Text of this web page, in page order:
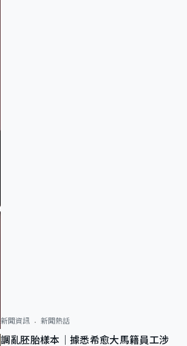
新聞資訊 新聞熱話
調亂胚胎樣本｜據悉希愈大馬籍員工涉